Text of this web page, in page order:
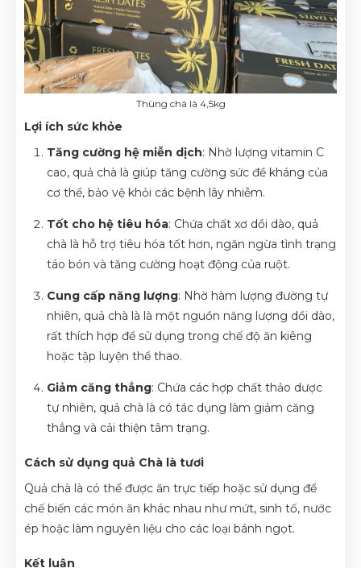
Thùng chà là 4,5kg
Lợi ích sức khỏe
Tăng cường hệ miễn dịch: Nhờ lượng vitamin C
cao, quả chà là giúp tăng cường sức đề kháng của
cơ thể, bảo vệ khỏi các bệnh lây nhiễm.
Tốt cho hệ tiêu hóa: Chứa chất xơ dồi dào, quả
chà là hỗ trợ tiêu hóa tốt hơn, ngăn ngừa tình trạng
táo bón và tăng cường hoạt động của ruột.
Cung cấp năng lượng: Nhờ hàm lượng đường tự
nhiên, quả chà là là một nguồn năng lượng dồi dào,
rất thích hợp để sử dụng trong chế độ ăn kiêng
hoặc tập luyện thể thao.
Giảm căng thẳng: Chứa các hợp chất thảo dược
tự nhiên, quả chà là có tác dụng làm giảm căng
thẳng và cải thiện tâm trạng.
Cách sử dụng quả Chà là tươi
Quả chà là có thể được ăn trực tiếp hoặc sử dụng để
chế biến các món ăn khác nhau như mứt, sinh tố, nước
ép hoặc làm nguyên liệu cho các loại bánh ngọt.
Kết luận